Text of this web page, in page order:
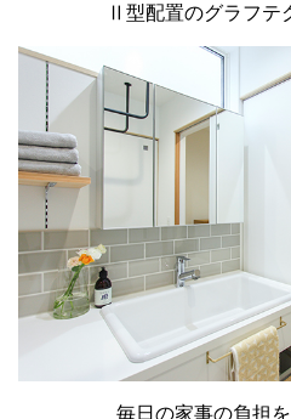
Ⅱ型配置のグラフテ
毎日の家事の負担